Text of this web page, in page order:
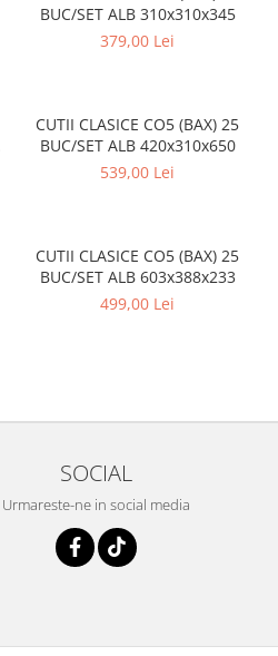
BUC/SET ALB 310x310x345
379,00 Lei
CUTII CLASICE CO5 (BAX) 25
BUC/SET ALB 420x310x650
539,00 Lei
CUTII CLASICE CO5 (BAX) 25
BUC/SET ALB 603x388x233
499,00 Lei
SOCIAL
Urmareste-ne in social media